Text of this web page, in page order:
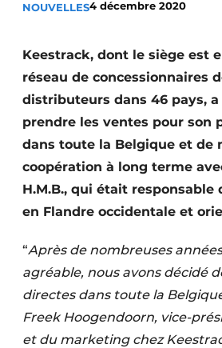
Construction bois
Contrôle d’accès
Éclairage
Façades
Géotextiles
Infrastructures souterraines et
NOUVELLES4 décembre 2020
Keestrack, dont le siège est
réseau de concessionnaires
distributeurs dans 46 pays, a
prendre les ventes pour son
dans toute la Belgique et de
coopération à long terme
H.M.B., qui était
en Flandre occidentale et
“Après de nombreuses
agréable, nous avons décidé
directes dans toute la
Freek Hoogendoorn, vice-
et du marketing chez